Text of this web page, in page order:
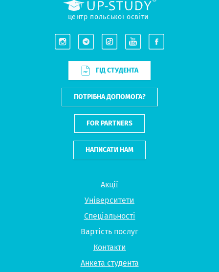
Акції
Університети
Спеціальності
Вартість послуг
Контакти
Анкета студента
центр польської освіти
ГІД СТУДЕНТА
ПОТРІБНА ДОПОМОГА?
FOR PARTNERS
НАПИСАТИ НАМ